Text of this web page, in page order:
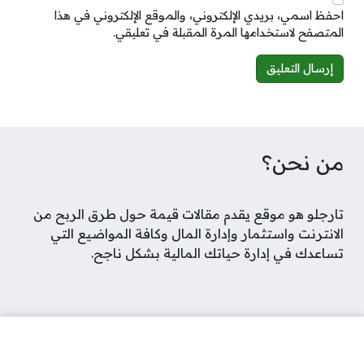
احفظ اسمي، بريدي الإلكتروني، والموقع الإلكتروني في هذا
المتصفح لاستخدامها المرة المقبلة في تعليقي.
من نحن؟
تارجلو هو موقع يقدم مقالات قيمة حول طرق الربح من
الانترنت واستثمار وإدارة المال وكافة المواضيع التي
تساعدك في إدارة حياتك المالية بشكل ناجح.